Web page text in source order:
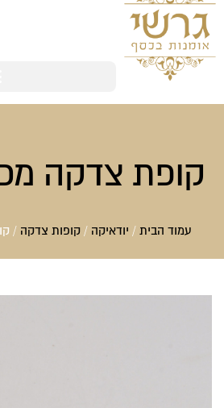
קופת צדקה
עמוד הבית/ יודאיקה/ קופות צדקה/